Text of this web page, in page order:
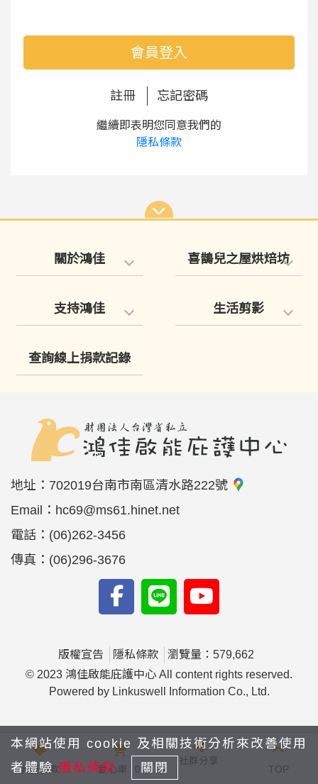
會員登入
註冊 忘記密碼
繼續即表明您同意我們的
隱私條款
關於鴻佳 喜鵲兒之屋烘焙坊
支持鴻佳 生活剪影
查詢線上捐款記錄
地址： 702019台南市南區清水路222號
Email： hc69@ms61.hinet.net
電話： (06)262-3456
傳真： (06)296-3676
版權宣告 隱私條款
瀏覽量：579,662
© 2023 鴻佳啟能庇護中心 All content rights reserved.
Powered by Linkuswell Information Co., Ltd.
我要捐款 愛心車 0
社群分享
TOP
本網站使用 cookie 及相關技術分析來改善使用
者體驗 隱私條款 關閉